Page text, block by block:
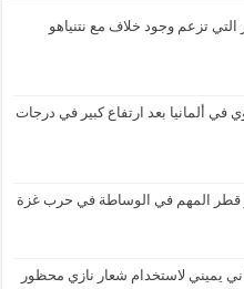
التي تزعم وجود خلاف مع نتنياهو
ألمانيا بعد ارتفاع كبير في درجات
قطر المهم في الوساطة في حرب غزة
يميني لاستخدام شعار نازي محظور